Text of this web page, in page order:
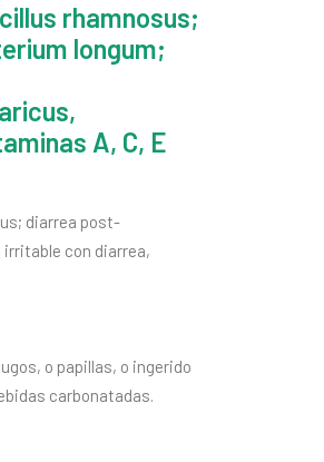
rhamnosus;
longum;
A, C, E
diarrea post-
con diarrea,
o papillas, o ingerido
carbonatadas.